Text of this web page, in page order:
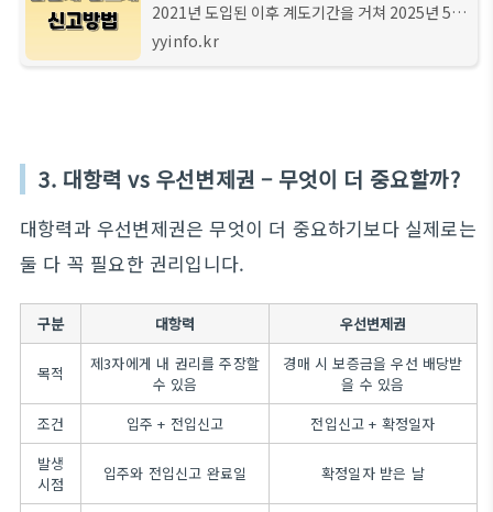
2021년 도입된 이후 계도기간을 거쳐 2025년 5월
부터 전월세 신고제가 전면 시행되며 임대차 계약
시 계약 내용을 30일 내에 시·군·구청에 신고하지
yyinfo.kr
3. 대항력 vs 우선변제권 – 무엇이 더 중요할까?
대항력과 우선변제권은 무엇이 더 중요하기보다 실제로는
둘 다 꼭 필요한 권리입니다.
구분 대항력 우선변제권
목적
제3자에게 내 권리를 주장할
수 있음
경매 시 보증금을 우선 배당받
을 수 있음
조건
입주 + 전입신고
전입신고 + 확정일자
발생
시점
입주와 전입신고 완료일 확정일자 받은 날